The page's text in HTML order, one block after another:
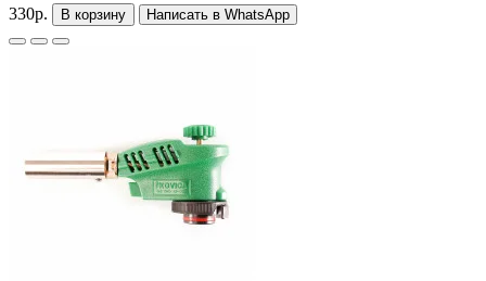
330р.
В корзину Написать в WhatsApp